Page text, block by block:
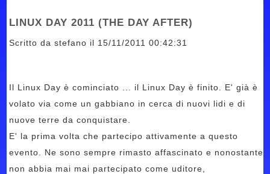
LINUX DAY 2011 (THE DAY AFTER)
Scritto da stefano il 15/11/2011 00:42:31
Il Linux Day è cominciato ... il Linux Day è finito. E' già è
volato via come un gabbiano in cerca di nuovi lidi e di
nuove terre da conquistare.
E' la prima volta che partecipo attivamente a questo
evento. Ne sono sempre rimasto affascinato e nonostante
non abbia mai mai partecipato come uditore,